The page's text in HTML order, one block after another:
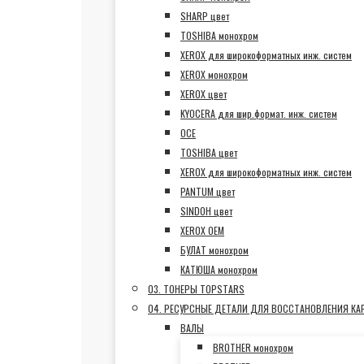
SHARP цвет
TOSHIBA монохром
XEROX для широкоформатных инж. систем
XEROX монохром
XEROX цвет
KYOCERA для шир.формат. инж. систем
OCE
TOSHIBA цвет
XEROX для широкоформатных инж. систем
PANTUM цвет
SINDOH цвет
XEROX OEM
БУЛАТ монохром
КАТЮША монохром
03. ТОНЕРЫ TOPSTARS
04. РЕСУРСНЫЕ ДЕТАЛИ ДЛЯ ВОССТАНОВЛЕНИЯ
ВАЛЫ
BROTHER монохром